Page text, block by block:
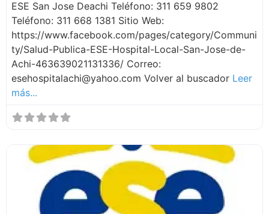
ESE San Jose Deachi Teléfono: 311 659 9802
Teléfono: 311 668 1381 Sitio Web:
https://www.facebook.com/pages/category/Communi
ty/Salud-Publica-ESE-Hospital-Local-San-Jose-de-
Achi-463639021131336/ Correo:
esehospitalachi@yahoo.com Volver al buscador Leer
más...